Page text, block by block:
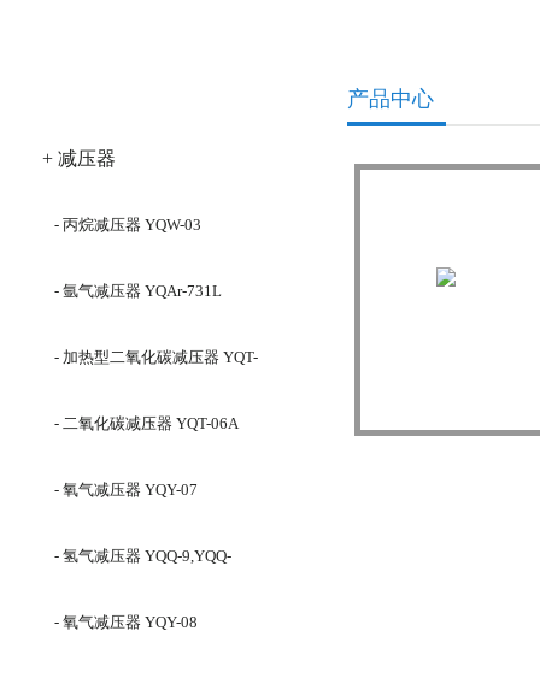
+ 减压器
- 丙烷减压器 YQW-03
- 氩气减压器 YQAr-731L
- 加热型二氧化碳减压器 YQT-
732L
- 二氧化碳减压器 YQT-06A
- 氧气减压器 YQY-07
- 氢气减压器 YQQ-9,YQQ-
342,YQQ-370
- 氧气减压器 YQY-08
产品中心